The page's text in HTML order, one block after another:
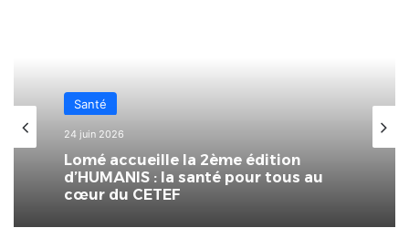
Santé
24 juin 2026
Lomé accueille la 2ème édition
d’HUMANIS : la santé pour tous au
cœur du CETEF